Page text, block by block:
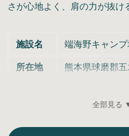
さが心地よく、肩の力が抜け
施設名 端海野キャン
所在地 熊本県球磨郡
全部見る